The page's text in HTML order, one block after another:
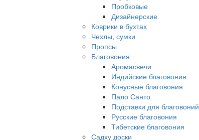
Пробковые
Дизайнерские
Коврики в бухтах
Чехлы, сумки
Пропсы
Благовония
Аромасвечи
Индийские благовония
Конусные благовония
Пало Санто
Подставки для благовоний
Русские благовония
Тибетские благовония
Садху доски